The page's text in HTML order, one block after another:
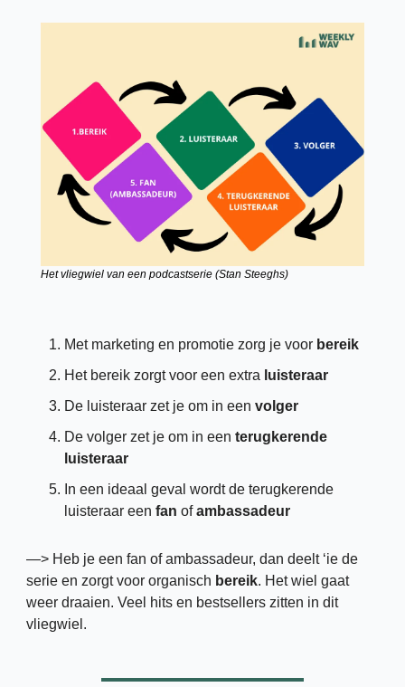
Het vliegwiel van een podcastserie (Stan Steeghs)
Met marketing en promotie zorg je voor bereik
Het bereik zorgt voor een extra luisteraar
De luisteraar zet je om in een volger
De volger zet je om in een terugkerende
luisteraar
In een ideaal geval wordt de terugkerende
luisteraar een fan of ambassadeur
—> Heb je een fan of ambassadeur, dan deelt ‘ie de
serie en zorgt voor organisch bereik. Het wiel gaat
weer draaien. Veel hits en bestsellers zitten in dit
vliegwiel.